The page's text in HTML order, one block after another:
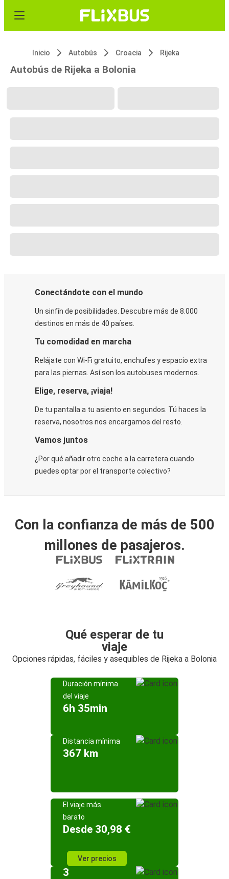
Inicio Autobús Croacia Rijeka
Autobús de Rijeka a Bolonia
Conectándote con el mundo
Un sinfín de posibilidades. Descubre más de 8.000
destinos en más de 40 países.
Tu comodidad en marcha
Relájate con Wi-Fi gratuito, enchufes y espacio extra
para las piernas. Así son los autobuses modernos.
Elige, reserva, ¡viaja!
De tu pantalla a tu asiento en segundos. Tú haces la
reserva, nosotros nos encargamos del resto.
Vamos juntos
¿Por qué añadir otro coche a la carretera cuando
puedes optar por el transporte colectivo?
Con la confianza de más de 500
millones de pasajeros.
Qué esperar de tu
viaje
Opciones rápidas, fáciles y asequibles de Rijeka a Bolonia
Duración mínima
del viaje
6h 35min
Distancia mínima
367 km
El viaje más
barato
Desde 30,98 €
Ver precios
3